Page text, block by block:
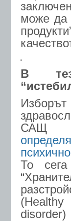
може да
В
САЩ
То
disorder)